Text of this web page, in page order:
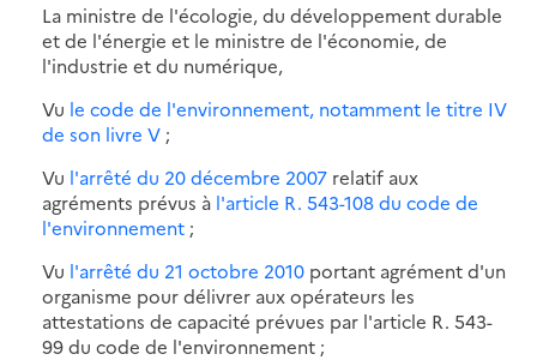
La ministre de l'écologie, du développement durable
et de l'énergie et le ministre de l'économie, de
l'industrie et du numérique,
Vu le code de l'environnement, notamment le titre IV
de son livre V ;
Vu l'arrêté du 20 décembre 2007 relatif aux
agréments prévus à l'article R. 543-108 du code de
l'environnement ;
Vu l'arrêté du 21 octobre 2010 portant agrément d'un
organisme pour délivrer aux opérateurs les
attestations de capacité prévues par l'article R. 543-
99 du code de l'environnement ;